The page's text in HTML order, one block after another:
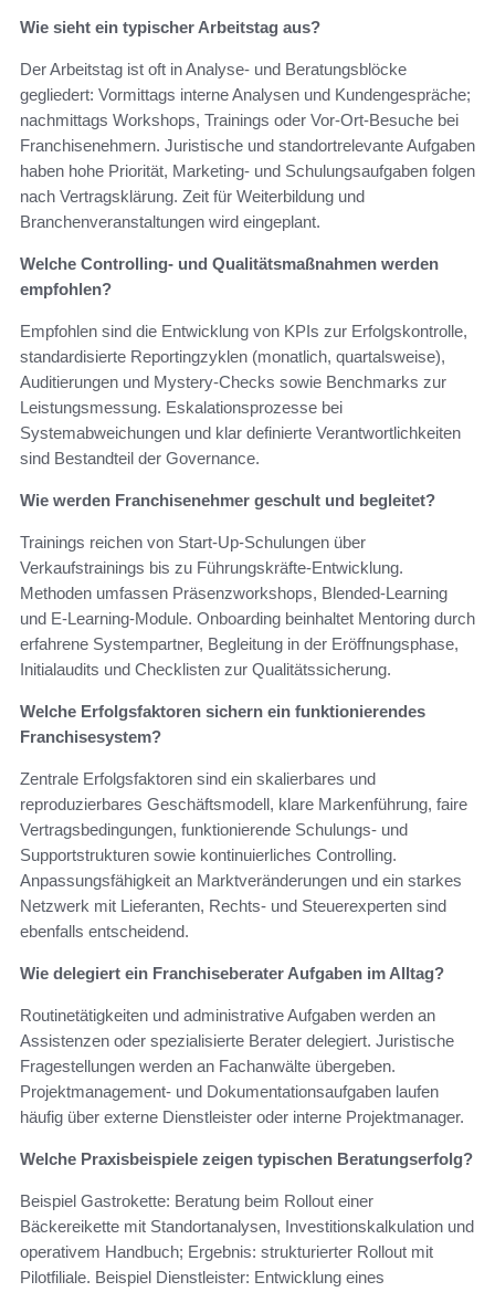
Wie sieht ein typischer Arbeitstag aus?
Der Arbeitstag ist oft in Analyse‑ und Beratungsblöcke
gegliedert: Vormittags interne Analysen und Kundengespräche;
nachmittags Workshops, Trainings oder Vor‑Ort‑Besuche bei
Franchisenehmern. Juristische und standortrelevante Aufgaben
haben hohe Priorität, Marketing‑ und Schulungsaufgaben folgen
nach Vertragsklärung. Zeit für Weiterbildung und
Branchenveranstaltungen wird eingeplant.
Welche Controlling‑ und Qualitätsmaßnahmen werden
empfohlen?
Empfohlen sind die Entwicklung von KPIs zur Erfolgskontrolle,
standardisierte Reportingzyklen (monatlich, quartalsweise),
Auditierungen und Mystery‑Checks sowie Benchmarks zur
Leistungsmessung. Eskalationsprozesse bei
Systemabweichungen und klar definierte Verantwortlichkeiten
sind Bestandteil der Governance.
Wie werden Franchisenehmer geschult und begleitet?
Trainings reichen von Start‑Up‑Schulungen über
Verkaufstrainings bis zu Führungskräfte‑Entwicklung.
Methoden umfassen Präsenzworkshops, Blended‑Learning
und E‑Learning‑Module. Onboarding beinhaltet Mentoring durch
erfahrene Systempartner, Begleitung in der Eröffnungsphase,
Initialaudits und Checklisten zur Qualitätssicherung.
Welche Erfolgsfaktoren sichern ein funktionierendes
Franchisesystem?
Zentrale Erfolgsfaktoren sind ein skalierbares und
reproduzierbares Geschäftsmodell, klare Markenführung, faire
Vertragsbedingungen, funktionierende Schulungs‑ und
Supportstrukturen sowie kontinuierliches Controlling.
Anpassungsfähigkeit an Marktveränderungen und ein starkes
Netzwerk mit Lieferanten, Rechts‑ und Steuerexperten sind
ebenfalls entscheidend.
Wie delegiert ein Franchiseberater Aufgaben im Alltag?
Routinetätigkeiten und administrative Aufgaben werden an
Assistenzen oder spezialisierte Berater delegiert. Juristische
Fragestellungen werden an Fachanwälte übergeben.
Projektmanagement‑ und Dokumentationsaufgaben laufen
häufig über externe Dienstleister oder interne Projektmanager.
Welche Praxisbeispiele zeigen typischen Beratungserfolg?
Beispiel Gastrokette: Beratung beim Rollout einer
Bäckereikette mit Standortanalysen, Investitionskalkulation und
operativem Handbuch; Ergebnis: strukturierter Rollout mit
Pilotfiliale. Beispiel Dienstleister: Entwicklung eines